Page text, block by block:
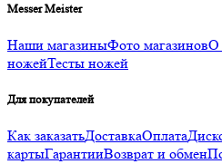
Messer Meister
Наши магазиныФото магазиновО
ножейТесты ножей
Для покупателей
Как заказатьДоставкаОплата
картыГарантииВозврат и обмен